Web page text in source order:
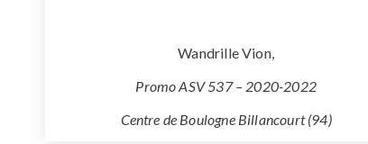
Wandrille Vion,
Promo ASV 537 – 2020-2022
Centre de Boulogne Billancourt (94)